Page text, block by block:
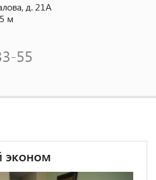
д. 21А
м
55
эконом